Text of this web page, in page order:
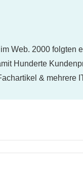
Web. 2000 folgten
Hunderte
& mehrere